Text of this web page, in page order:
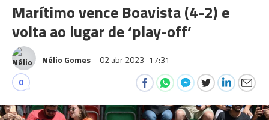
Marítimo vence Boavista (4-2) e
volta ao lugar de ‘play-off’
Nélio Gomes 02 abr 2023 17:31
0